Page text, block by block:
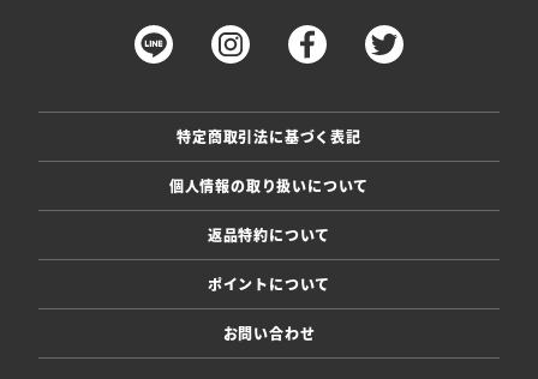
特定商取引法に基づく表記
個人情報の取り扱いについて
返品特約について
ポイントについて
お問い合わせ